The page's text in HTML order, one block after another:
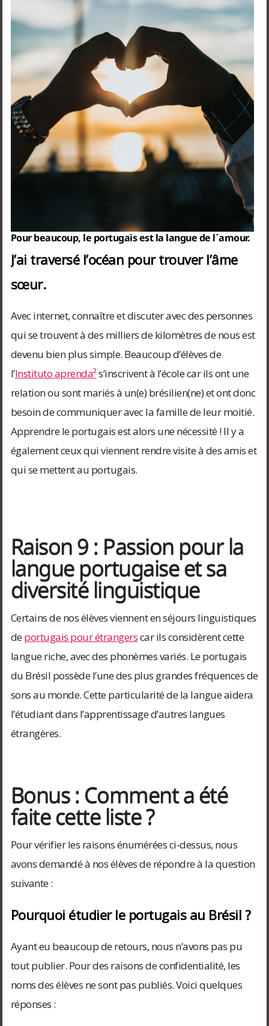
Pour beaucoup, le portugais est la langue de l´amour.
J’ai traversé l’océan pour trouver l’âme
sœur.
Avec internet, connaître et discuter avec des personnes
qui se trouvent à des milliers de kilomètres de nous est
devenu bien plus simple. Beaucoup d’élèves de
l’Instituto aprenda²s’inscrivent à l’école car ils ont une
relation ou sont mariés à un(e) brésilien(ne) et ont donc
besoin de communiquer avec la famille de leur moitié.
Apprendre le portugais est alors une nécessité ! Il y a
également ceux qui viennent rendre visite à des amis et
qui se mettent au portugais.
Raison 9 : Passion pour la
langue portugaise et sa
diversité linguistique
Certains de nos élèves viennent en séjours linguistiques
deportugais pour étrangerscar ils considèrent cette
langue riche, avec des phonèmes variés. Le portugais
du Brésil possède l’une des plus grandes fréquences de
sons au monde. Cette particularité de la langue aidera
l’étudiant dans l’apprentissage d’autres langues
étrangères.
Bonus : Comment a été
faite cette liste ?
Pour vérifier les raisons énumérées ci-dessus, nous
avons demandé à nos élèves de répondre à la question
suivante :
Pourquoi étudier le portugais au Brésil ?
Ayant eu beaucoup de retours, nous n’avons pas pu
tout publier. Pour des raisons de confidentialité, les
noms des élèves ne sont pas publiés. Voici quelques
réponses :